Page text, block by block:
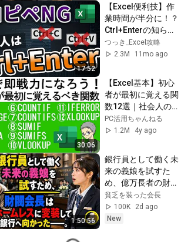
17:52
【Excel便利技】作
業時間が半分に！？
Ctrl+Enterの知られ
ざる裏技
つっき_Excel攻略
2.3M
11mo ago
30:06
【Excel基本】初心
者が最初に覚える関
数12選｜社会人の常
識！
PC活用ちゃんねる
1.2M
4y ago
1:50:56
銀行員として働く未
来の義娘を試すた
め、億万長者の財閥
会長はホームレスの
ような格好に身をや
つし、銀行へ向かっ
貧乏を装った会長
100K
2d ago
New